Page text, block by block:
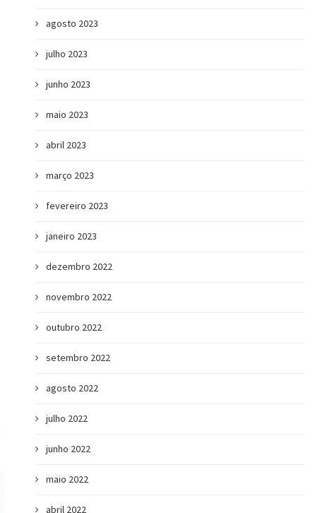
agosto 2023
julho 2023
junho 2023
maio 2023
abril 2023
março 2023
fevereiro 2023
janeiro 2023
dezembro 2022
novembro 2022
outubro 2022
setembro 2022
agosto 2022
julho 2022
junho 2022
maio 2022
abril 2022